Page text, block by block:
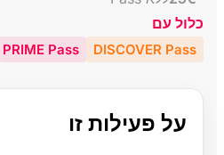
כלול עם
DISCOVER Pass
PRIME Pass
על פעילות זו